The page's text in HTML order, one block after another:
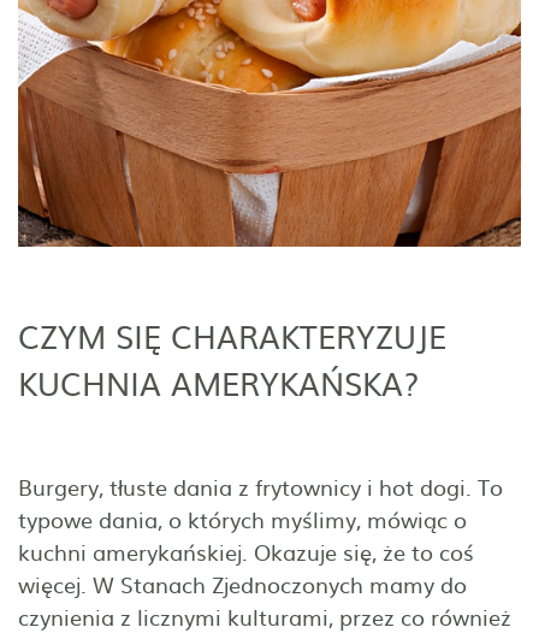
CZYM SIĘ CHARAKTERYZUJE
KUCHNIA AMERYKAŃSKA?
Burgery, tłuste dania z frytownicy i hot dogi. To
typowe dania, o których myślimy, mówiąc o
kuchni amerykańskiej. Okazuje się, że to coś
więcej. W Stanach Zjednoczonych mamy do
czynienia z licznymi kulturami, przez co również